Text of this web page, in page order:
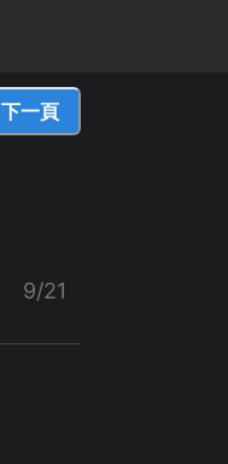
下一頁
9/21